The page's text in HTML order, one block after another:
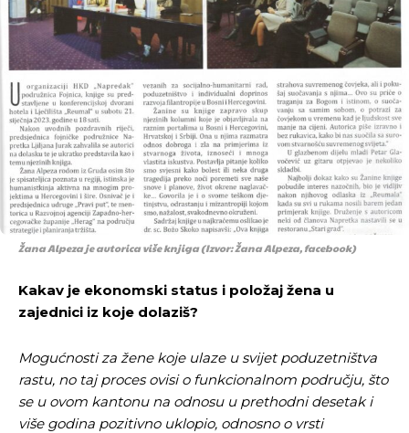
Žana Alpeza je autorica više knjiga (Izvor: Žana Alpeza, facebook)
Kakav je ekonomski status i položaj žena u
zajednici iz koje dolaziš?
Mogućnosti za žene koje ulaze u svijet poduzetništva
rastu, no taj proces ovisi o funkcionalnom području, što
se u ovom kantonu na odnosu u prethodni desetak i
više godina pozitivno uklopio, odnosno o vrsti